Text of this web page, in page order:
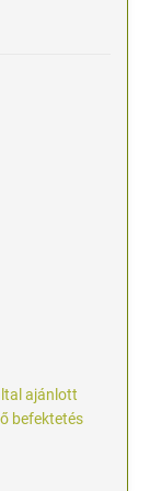
ajánlott
befektetés